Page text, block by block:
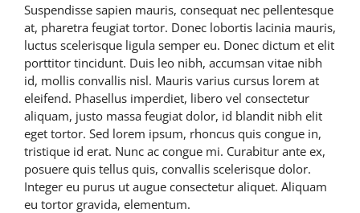
Suspendisse sapien mauris, consequat nec pellentesque
at, pharetra feugiat tortor. Donec lobortis lacinia mauris,
luctus scelerisque ligula semper eu. Donec dictum et elit
porttitor tincidunt. Duis leo nibh, accumsan vitae nibh
id, mollis convallis nisl. Mauris varius cursus lorem at
eleifend. Phasellus imperdiet, libero vel consectetur
aliquam, justo massa feugiat dolor, id blandit nibh elit
eget tortor. Sed lorem ipsum, rhoncus quis congue in,
tristique id erat. Nunc ac congue mi. Curabitur ante ex,
posuere quis tellus quis, convallis scelerisque dolor.
Integer eu purus ut augue consectetur aliquet. Aliquam
eu tortor gravida, elementum.